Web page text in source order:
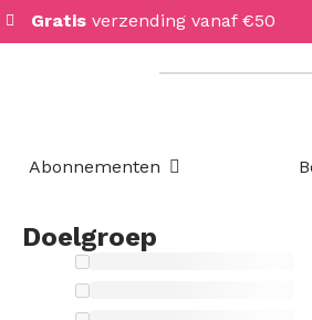
Gratis verzending vanaf €50
Abonnementen Open
Doelgroep